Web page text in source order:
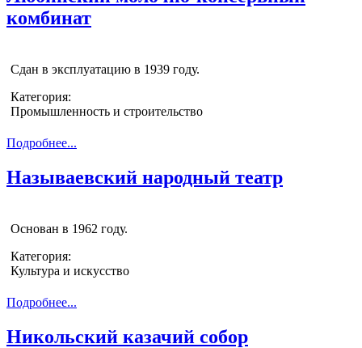
комбинат
Сдан в эксплуатацию в 1939 году.
Категория:
Промышленность и строительство
Подробнее...
Называевский народный театр
Основан в 1962 году.
Категория:
Культура и искусство
Подробнее...
Никольский казачий собор